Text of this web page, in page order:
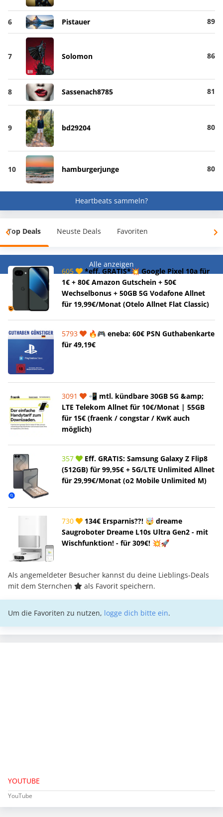
6 Pistauer 89
7 Solomon 86
8 Sassenach8785 81
9 bd29204 80
10 hamburgerjunge 80
Heartbeats sammeln?
Top Deals Neuste Deals Favoriten
Alle anzeigen
605
*eff. GRATIS*💥 Google Pixel 10a für
1€ + 80€ Amazon Gutschein + 50€
Wechselbonus + 50GB 5G Vodafone Allnet
für 19,99€/Monat (Otelo Allnet Flat Classic)
5793
🔥🎮 eneba: 60€ PSN Guthabenkarte
für 49,19€
3091
📲 mtl. kündbare 30GB 5G &amp;
LTE Telekom Allnet für 10€/Monat | 55GB
für 15€ (fraenk / congstar / KwK auch
möglich)
357
Eff. GRATIS: Samsung Galaxy Z Flip8
(512GB) für 99,95€ + 5G/LTE Unlimited Allnet
für 29,99€/Monat (o2 Mobile Unlimited M)
730
134€ Ersparnis??! 🤯 dreame
Saugroboter Dreame L10s Ultra Gen2 - mit
Wischfunktion! - für 309€! 💥🚀
Als angemeldeter Besucher kannst du deine Lieblings-Deals
mit dem Sternchen
als Favorit speichern.
Um die Favoriten zu nutzen, logge dich bitte ein.
YOUTUBE
YouTube